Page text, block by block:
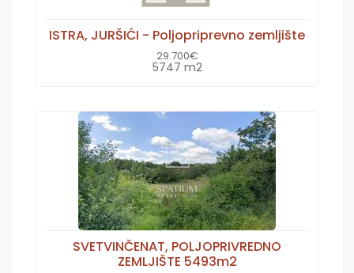
ISTRA, JURŠIĆI - Poljopriprevno zemljište
29.700€
5747 m2
SVETVINČENAT, POLJOPRIVREDNO
ZEMLJIŠTE 5493m2